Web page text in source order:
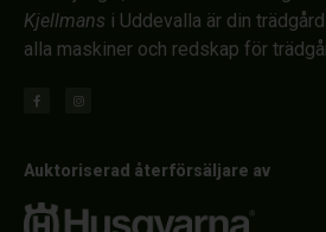
Kjellmans i Uddevalla är din
alla maskiner och redskap för
Auktoriserad återförsäljare av